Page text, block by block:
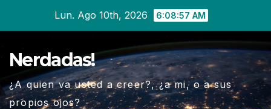
contenido
Lun. Ago 10th, 2026 6:08:58 AM
Nerdadas!
¿A quien va usted a creer?, ¿a mi, o a sus
propios ojos?